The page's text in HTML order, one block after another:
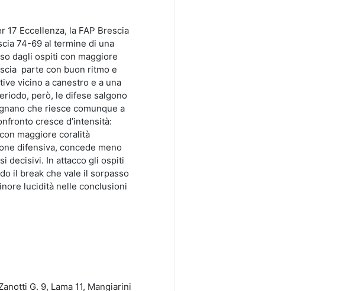
17 Eccellenza, la FAP Brescia
74-69 al termine di una
dagli ospiti con maggiore
parte con buon ritmo e
vicino a canestro e a una
però, le difese salgono
che riesce comunque a
cresce d’intensità:
maggiore coralità
difensiva, concede meno
decisivi. In attacco gli ospiti
il break che vale il sorpasso
lucidità nelle conclusioni
G. 9, Lama 11, Mangiarini